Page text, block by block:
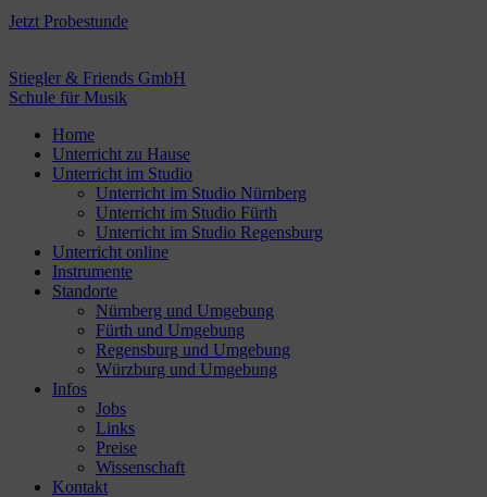
Jetzt Probestunde
Stiegler & Friends GmbH
Schule für Musik
Home
Unterricht zu Hause
Unterricht im Studio
Unterricht im Studio Nürnberg
Unterricht im Studio Fürth
Unterricht im Studio Regensburg
Unterricht online
Instrumente
Standorte
Nürnberg und Umgebung
Fürth und Umgebung
Regensburg und Umgebung
Würzburg und Umgebung
Infos
Jobs
Links
Preise
Wissenschaft
Kontakt